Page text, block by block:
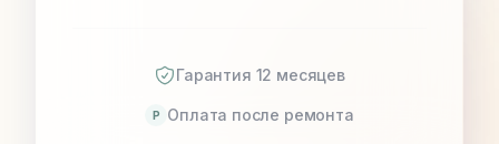
Гарантия 12 месяцев
P Оплата после ремонта